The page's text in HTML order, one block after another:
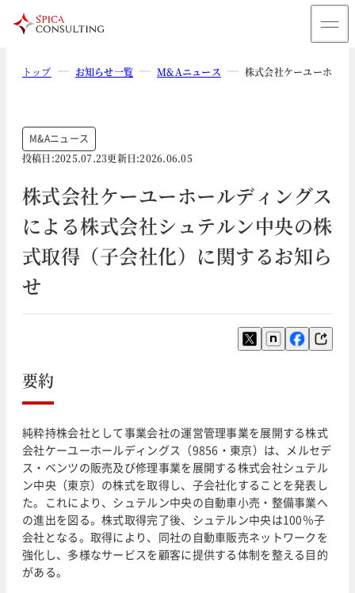
トップ お知らせ一覧 M&Aニュース 株式会社ケーユーホー
M&Aニュース
投稿日:2025.07.23更新日:2026.06.05
株式会社ケーユーホールディングス
による株式会社シュテルン中央の株
式取得（子会社化）に関するお知ら
せ
要約
純粋持株会社として事業会社の運営管理事業を展開する株式
会社ケーユーホールディングス（9856・東京）は、メルセデ
ス・ベンツの販売及び修理事業を展開する株式会社シュテル
ン中央（東京）の株式を取得し、子会社化することを発表し
た。これにより、シュテルン中央の自動車小売・整備事業へ
の進出を図る。株式取得完了後、シュテルン中央は100％子
会社となる。取得により、同社の自動車販売ネットワークを
強化し、多様なサービスを顧客に提供する体制を整える目的
がある。